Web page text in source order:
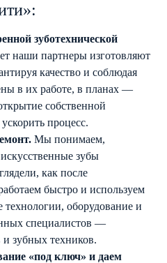
зуботехнической
наши партнеры изготовляют
качество и соблюдая
в их работе, в планах —
собственной
процесс.
Мы понимаем,
зубы
как после
быстро и используем
технологии, оборудование и
специалистов —
и зубных техников.
«под ключ» и даем